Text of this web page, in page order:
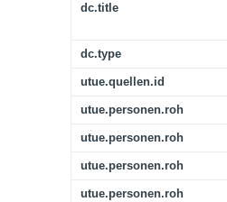
dc.title
dc.type
utue.quellen.id
utue.personen.roh
utue.personen.roh
utue.personen.roh
utue.personen.roh